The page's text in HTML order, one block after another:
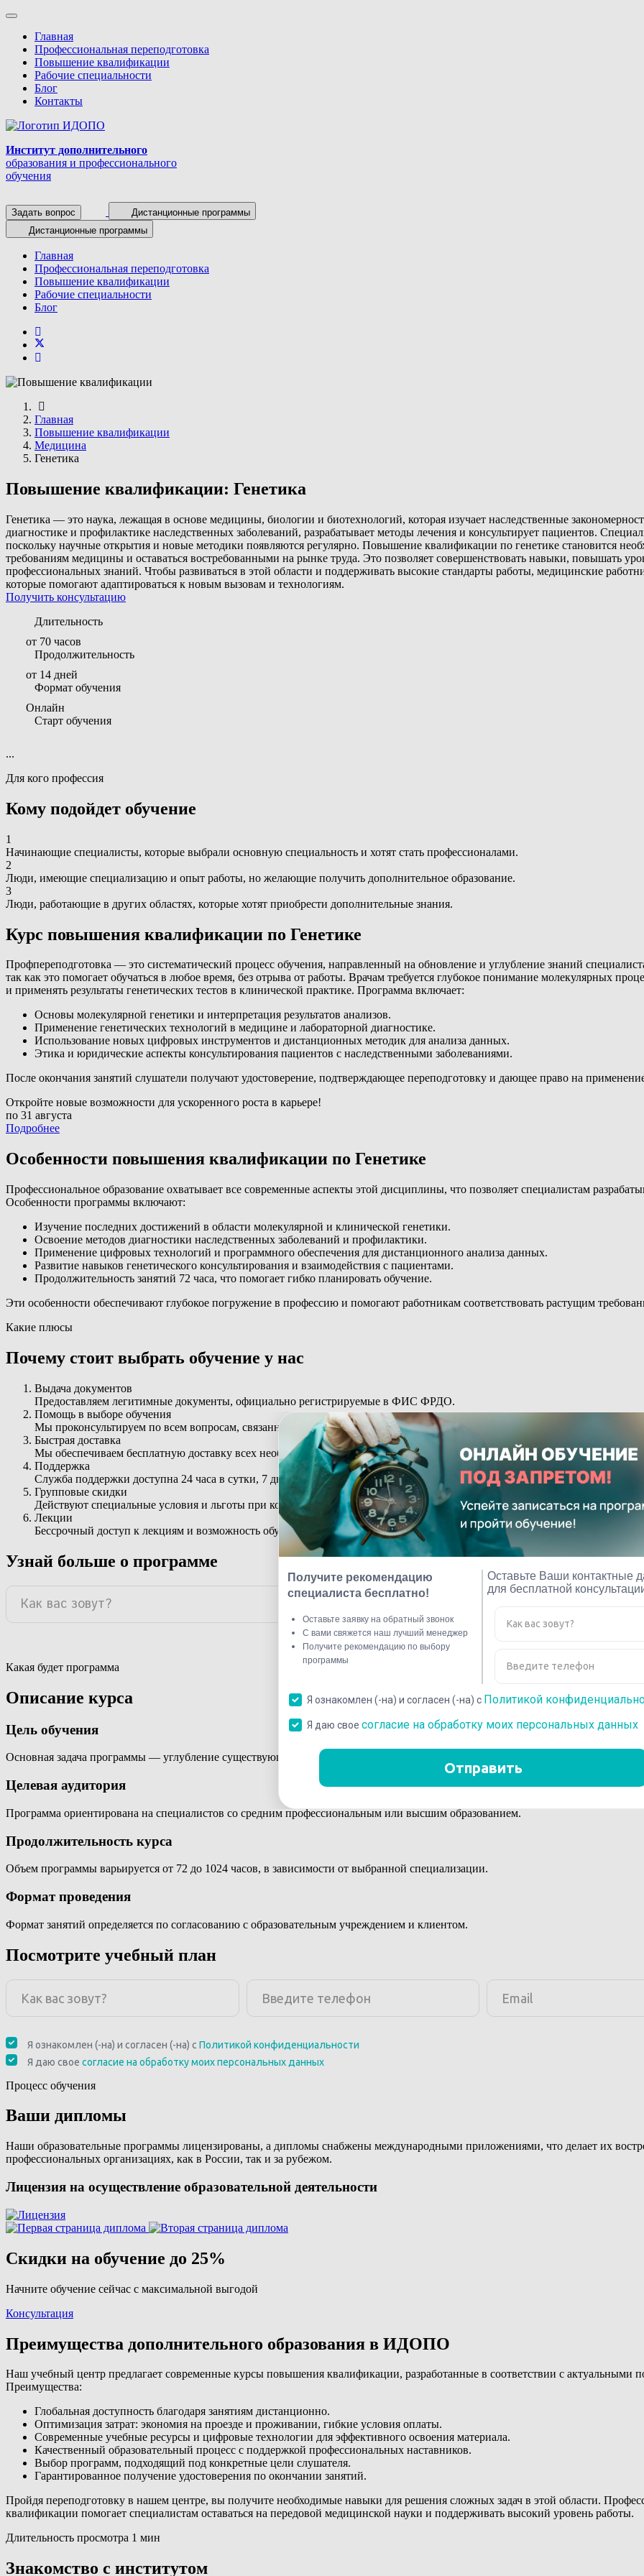
Главная
Профессиональная переподготовка
Повышение квалификации
Рабочие специальности
Блог
Контакты
Институт дополнительного
образования и профессионального
обучения
Задать вопрос
Дистанционные программы
Дистанционные программы
Главная
Профессиональная переподготовка
Повышение квалификации
Рабочие специальности
Блог
Главная
Повышение квалификации
Медицина
Генетика
Повышение квалификации: Генетика
Генетика — это наука, лежащая в основе медицины, биологии и биотехнологий, которая изучает наследственные
диагностике и профилактике наследственных заболеваний, разрабатывает методы лечения и консультирует пациентов.
поскольку научные открытия и новые методики появляются регулярно. Повышение квалификации по генетике становится
требованиям медицины и оставаться востребованными на рынке труда. Это позволяет совершенствовать навыки, повышать
профессиональных знаний. Чтобы развиваться в этой области и поддерживать высокие стандарты работы, медицинские
которые помогают адаптироваться к новым вызовам и технологиям.
Получить консультацию
Длительность
от 70 часов
Продолжительность
от 14 дней
Формат обучения
Онлайн
Старт обучения
...
Для кого профессия
Кому подойдет обучение
1
Начинающие специалисты, которые выбрали основную специальность и хотят стать профессионалами.
2
Люди, имеющие специализацию и опыт работы, но желающие получить дополнительное образование.
3
Люди, работающие в других областях, которые хотят приобрести дополнительные знания.
Курс повышения квалификации по Генетике
Профпереподготовка — это систематический процесс обучения, направленный на обновление и углубление знаний
так как это помогает обучаться в любое время, без отрыва от работы. Врачам требуется глубокое понимание молекулярных
и применять результаты генетических тестов в клинической практике. Программа включает:
Основы молекулярной генетики и интерпретация результатов анализов.
Применение генетических технологий в медицине и лабораторной диагностике.
Использование новых цифровых инструментов и дистанционных методик для анализа данных.
Этика и юридические аспекты консультирования пациентов с наследственными заболеваниями.
После окончания занятий слушатели получают удостоверение, подтверждающее переподготовку и дающее право на
Откройте новые возможности для ускоренного роста в карьере!
по 31 августа
Подробнее
Особенности повышения квалификации по Генетике
Профессиональное образование охватывает все современные аспекты этой дисциплины, что позволяет специалистам
Особенности программы включают:
Изучение последних достижений в области молекулярной и клинической генетики.
Освоение методов диагностики наследственных заболеваний и профилактики.
Применение цифровых технологий и программного обеспечения для дистанционного анализа данных.
Развитие навыков генетического консультирования и взаимодействия с пациентами.
Продолжительность занятий 72 часа, что помогает гибко планировать обучение.
Эти особенности обеспечивают глубокое погружение в профессию и помогают работникам соответствовать растущим
Какие плюсы
Почему стоит выбрать обучение у нас
Выдача документов
Предоставляем легитимные документы, официально регистрируемые в ФИС ФРДО.
Помощь в выборе обучения
Мы проконсультируем по всем вопросам, связанным с законодательными аспектами ДПО.
Быстрая доставка
Мы обеспечиваем бесплатную доставку всех необходимых материалов и документов.
Поддержка
Служба поддержки доступна 24 часа в сутки, 7 дней в неделю. Получите консультацию или задайте вопрос.
Групповые скидки
Действуют специальные условия и льготы при коллективном обучении.
Лекции
Бессрочный доступ к лекциям и возможность обучаться с любого устройства.
Узнай больше о программе
Какая будет программа
Описание курса
Цель обучения
Основная задача программы — углубление существующих знаний и овладение передовыми методами для решения
Целевая аудитория
Программа ориентирована на специалистов со средним профессиональным или высшим образованием.
Продолжительность курса
Объем программы варьируется от 72 до 1024 часов, в зависимости от выбранной специализации.
Формат проведения
Формат занятий определяется по согласованию с образовательным учреждением и клиентом.
Посмотрите учебный план
Процесс обучения
Ваши дипломы
Наши образовательные программы лицензированы, а дипломы снабжены международными приложениями, что делает их
профессиональных организациях, как в России, так и за рубежом.
Лицензия на осуществление образовательной деятельности
Скидки на обучение до 25%
Начните обучение сейчас с максимальной выгодой
Консультация
Преимущества дополнительного образования в ИДОПО
Наш учебный центр предлагает современные курсы повышения квалификации, разработанные в соответствии с актуальными
Преимущества:
Глобальная доступность благодаря занятиям дистанционно.
Оптимизация затрат: экономия на проезде и проживании, гибкие условия оплаты.
Современные учебные ресурсы и цифровые технологии для эффективного освоения материала.
Качественный образовательный процесс с поддержкой профессиональных наставников.
Выбор программ, подходящий под конкретные цели слушателя.
Гарантированное получение удостоверения по окончании занятий.
Пройдя переподготовку в нашем центре, вы получите необходимые навыки для решения сложных задач в этой области.
квалификации помогает специалистам оставаться на передовой медицинской науки и поддерживать высокий уровень работы.
Длительность просмотра 1 мин
Знакомство с институтом